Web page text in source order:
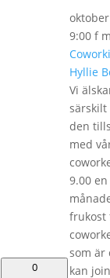
0
oktober
9:00 f m
Hyllie
Vi
den
med
9.00
frukost
som är
kan